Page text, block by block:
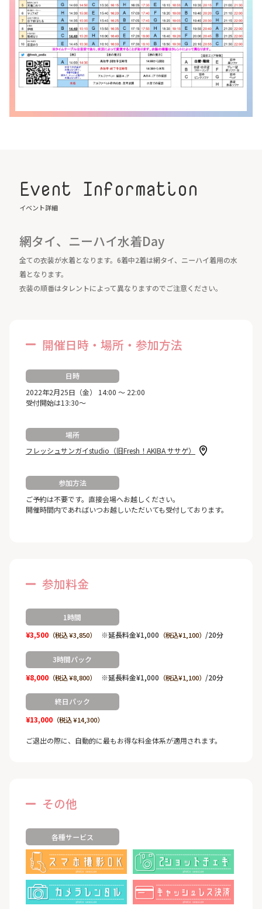
Event Information
イベント詳細
網タイ、ニーハイ水着Day
全ての衣装が水着となります。6着中2着は網タイ、ニーハイ着用の水
着となります。
衣装の順番はタレントによって異なりますのでご注意ください。
開催日時・場所・参加方法
日時
2022年2月25日（金） 14:00 ～ 22:00
受付開始は13:30～
場所
フレッシュサンガイstudio（旧Fresh！AKIBA ササゲ）
参加方法
ご予約は不要です。直接会場へお越しください。
開催時間内であればいつお越しいただいても受付しております。
参加料金
1時間
¥3,500（税込 ¥3,850） ※延長料金¥1,000 （税込¥1,100） /20分
3時間パック
¥8,000（税込 ¥8,800） ※延長料金¥1,000 （税込¥1,100） /20分
終日パック
¥13,000（税込 ¥14,300）
ご退出の際に、自動的に最もお得な料金体系が適用されます。
その他
各種サービス